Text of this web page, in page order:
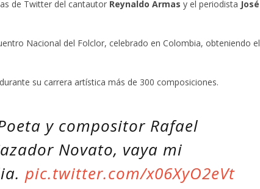
de Twitter del cantautor Reynaldo Armas y el periodista José
Nacional del Folclor, celebrado en Colombia, obteniendo el
su carrera artística más de 300 composiciones.
y compositor Rafael
Novato, vaya mi
pic.twitter.com/x06XyO2eVt